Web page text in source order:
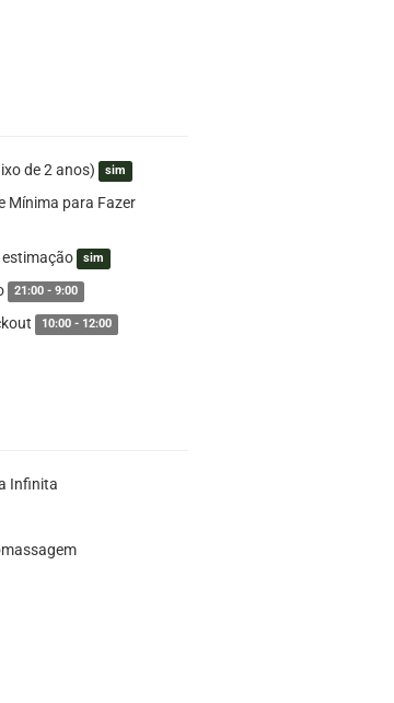
de 2 anos) sim
Mínima para Fazer
sim
21:00 - 9:00
10:00 - 12:00
Infinita